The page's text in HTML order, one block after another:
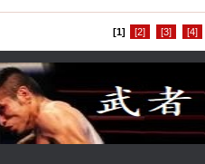
[1] [2] [3] [4]